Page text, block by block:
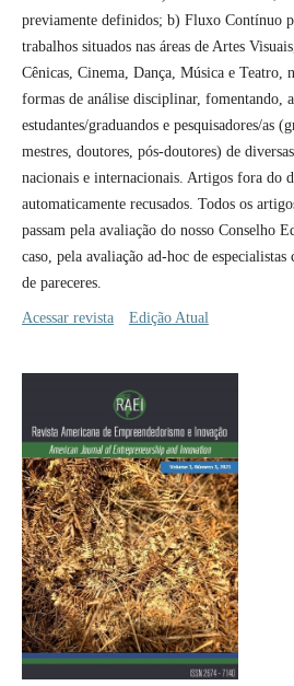
previamente definidos; b) Fluxo Contí­nuo
trabalhos situados nas áreas de Artes
Cênicas, Cinema, Dança, Música e Teatro,
formas de análise disciplinar, fomentando,
estudantes/graduandos e pesquisadores/as
mestres, doutores, pós-doutores) de
nacionais e internacionais. Artigos fora do
automaticamente recusados. Todos os
passam pela avaliação do nosso Conselho
caso, pela avaliação ad-hoc de especialistas
de pareceres.
Acessar revista Edição Atual